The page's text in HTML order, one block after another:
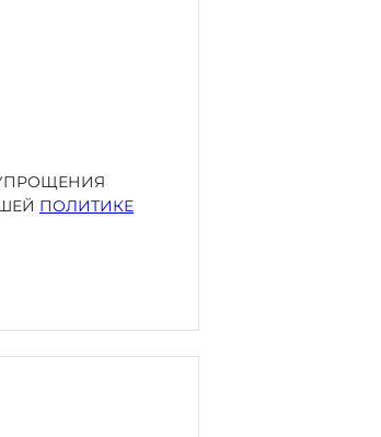
ПОЛИТИКЕ